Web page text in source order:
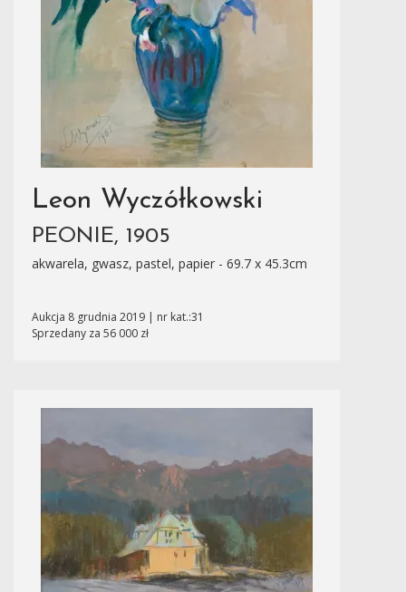
Leon Wyczółkowski
PEONIE, 1905
akwarela, gwasz, pastel, papier - 69.7 x 45.3cm
Aukcja 8 grudnia 2019 | nr kat.:31
Sprzedany za 56 000 zł